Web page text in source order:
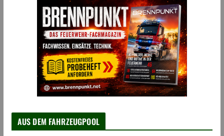
AUS DEM FAHRZEUGPOOL